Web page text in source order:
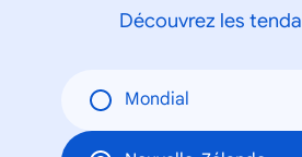
Découvrez les
Mondial